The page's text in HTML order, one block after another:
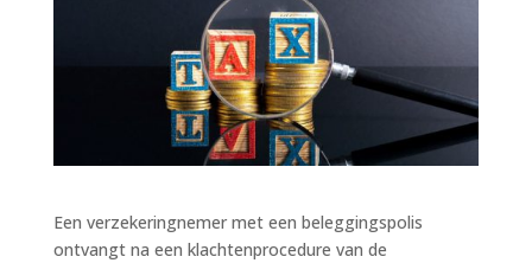
Een verzekeringnemer met een beleggingspolis
ontvangt na een klachtenprocedure van de